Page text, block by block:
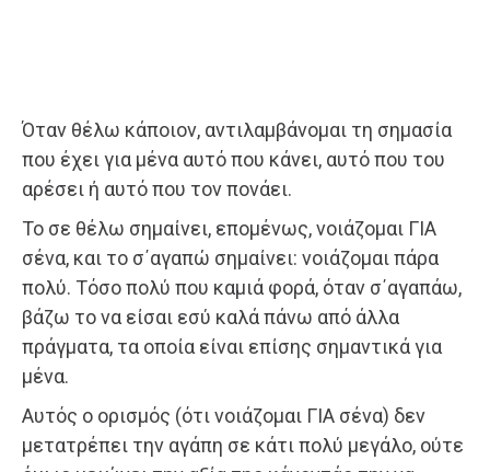
Όταν θέλω κάποιον, αντιλαμβάνομαι τη σημασία
που έχει για μένα αυτό που κάνει, αυτό που του
αρέσει ή αυτό που τον πονάει.
Το σε θέλω σημαίνει, επομένως, νοιάζομαι ΓΙΑ
σένα, και το σ΄αγαπώ σημαίνει: νοιάζομαι πάρα
πολύ. Τόσο πολύ που καμιά φορά, όταν σ΄αγαπάω,
βάζω το να είσαι εσύ καλά πάνω από άλλα
πράγματα, τα οποία είναι επίσης σημαντικά για
μένα.
Αυτός ο ορισμός (ότι νοιάζομαι ΓΙΑ σένα) δεν
μετατρέπει την αγάπη σε κάτι πολύ μεγάλο, ούτε